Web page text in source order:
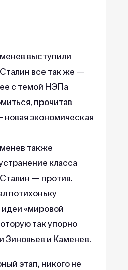
выступили
все так же —
с темой НЭПа
прочитав
экономическая
также
класса
— против.
потихоньку
идеи «мировой
так упорно
Зиновьев и Каменев.
этап, никого не